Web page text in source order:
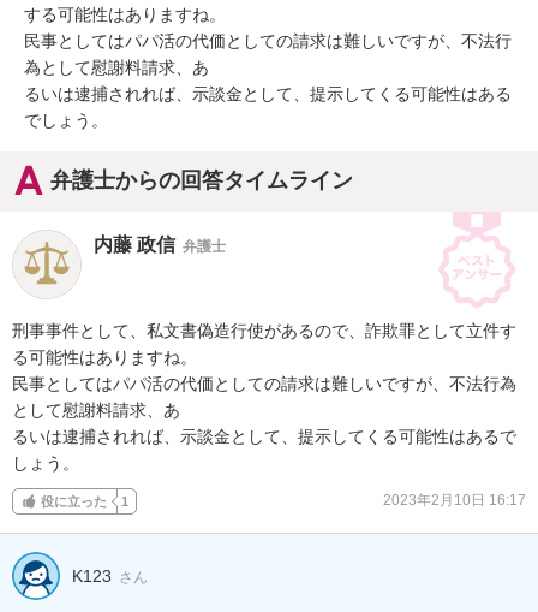
する可能性はありますね。
民事としてはパパ活の代価としての請求は難しいですが、不法行
為として慰謝料請求、あ
るいは逮捕されれば、示談金として、提示してくる可能性はある
でしょう。
弁護士からの回答タイムライン
内藤 政信 弁護士
刑事事件として、私文書偽造行使があるので、詐欺罪として立件す
る可能性はありますね。
民事としてはパパ活の代価としての請求は難しいですが、不法行為
として慰謝料請求、あ
るいは逮捕されれば、示談金として、提示してくる可能性はあるで
しょう。
役に立った 1 2023年2月10日 16:17
K123 さん